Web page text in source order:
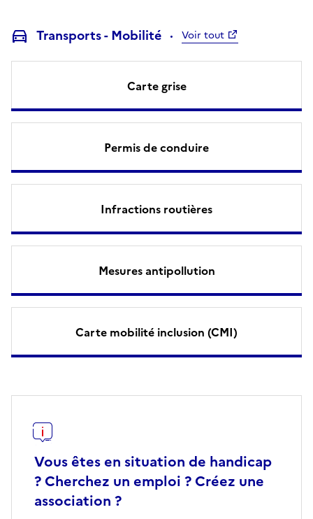
Transports - Mobilité Voir tout
Carte grise
Permis de conduire
Infractions routières
Mesures antipollution
Carte mobilité inclusion (CMI)
Vous êtes en situation de handicap
? Cherchez un emploi ? Créez une
association ?